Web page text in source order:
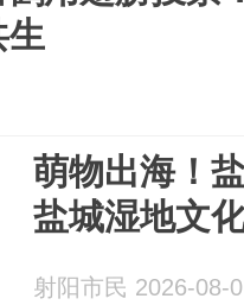
生
萌物出海！
盐城湿地文
射阳市民 2026-08-